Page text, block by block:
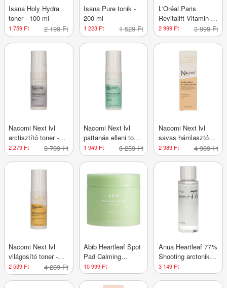
Isana Holy Hydra
toner - 100 ml
1 759 Ft 2 199 Ft
Isana Pure tonik -
200 ml
1 223 Ft 1 529 Ft
L'Oréal Paris
Revitalift Vitamin-C
toner - 180 ml
2 999 Ft 3 999 Ft
Nacomi Next lvl
arctisztító toner -
100 ml
2 279 Ft 3 799 Ft
Nacomi Next lvl
pattanás elleni toner
- 100 ml
1 949 Ft 3 259 Ft
Nacomi Next lvl
savas hámlasztó
toner - 100 ml
2 989 Ft 4 989 Ft
Nacomi Next lvl
világosító toner -
100 ml
2 539 Ft 4 239 Ft
Abib Heartleaf Spot
Pad Calming
nyugtató arctisztító
korongok - 150 ml
10 999 Ft
Anua Heartleaf 77%
Shooting arctonik -
40 ml
3 149 Ft